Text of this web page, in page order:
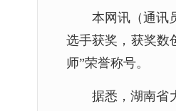
本网讯（通讯
选手获奖，获奖数
师”荣誉称号。
据悉，湖南省